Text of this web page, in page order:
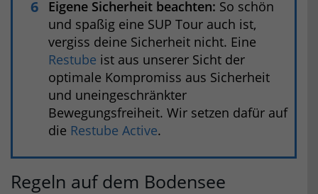
Eigene Sicherheit beachten: So schön
und spaßig eine SUP Tour auch ist,
vergiss deine Sicherheit nicht. Eine
Restube ist aus unserer Sicht der
optimale Kompromiss aus Sicherheit
und uneingeschränkter
Bewegungsfreiheit. Wir setzen dafür auf
die Restube Active.
Regeln auf dem Bodensee